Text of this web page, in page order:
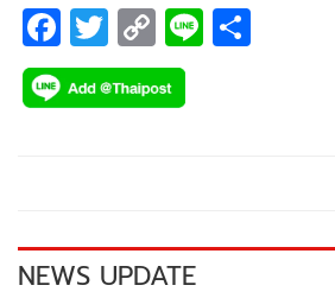
F
ac
e
k
T
wi
tt
C
o
p
k
Li
NEWS UPDATE